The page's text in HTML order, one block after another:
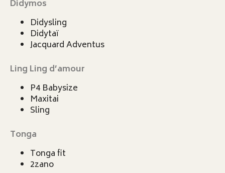
Didymos
Didysling
Didytaï
Jacquard Adventus
Ling Ling d’amour
P4 Babysize
Maxitai
Sling
Tonga
Tonga fit
2zano